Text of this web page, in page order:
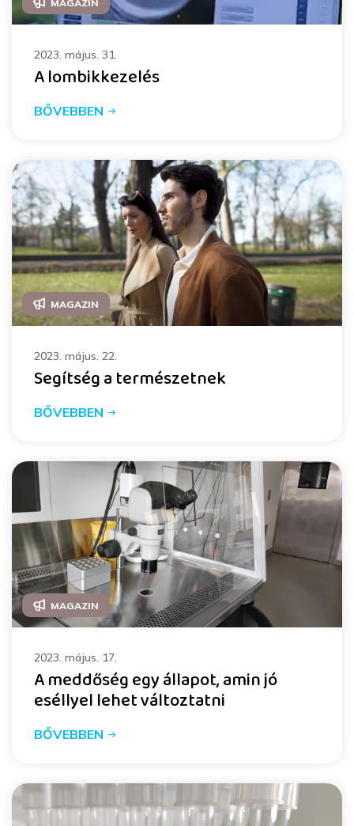
MAGAZIN
2023. május. 31.
A lombikkezelés
BŐVEBBEN
MAGAZIN
2023. május. 22.
Segítség a természetnek
BŐVEBBEN
MAGAZIN
2023. május. 17.
A meddőség egy állapot, amin jó
eséllyel lehet változtatni
BŐVEBBEN